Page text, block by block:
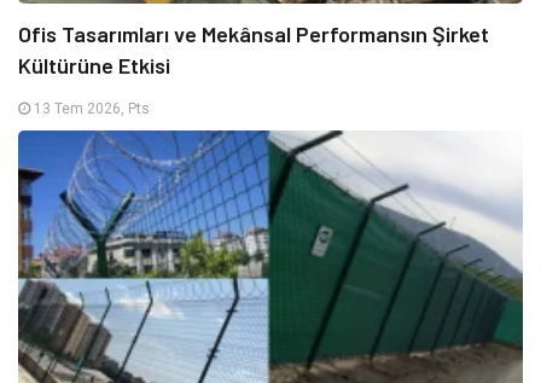
Ofis Tasarımları ve Mekânsal Performansın Şirket
Kültürüne Etkisi
13 Tem 2026, Pts